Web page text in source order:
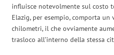
influisce notevolmente sul costo
Elazig, per esempio, comporta
chilometri, il che ovviamente
trasloco all’interno della stessa